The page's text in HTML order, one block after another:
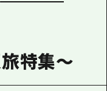
特集～